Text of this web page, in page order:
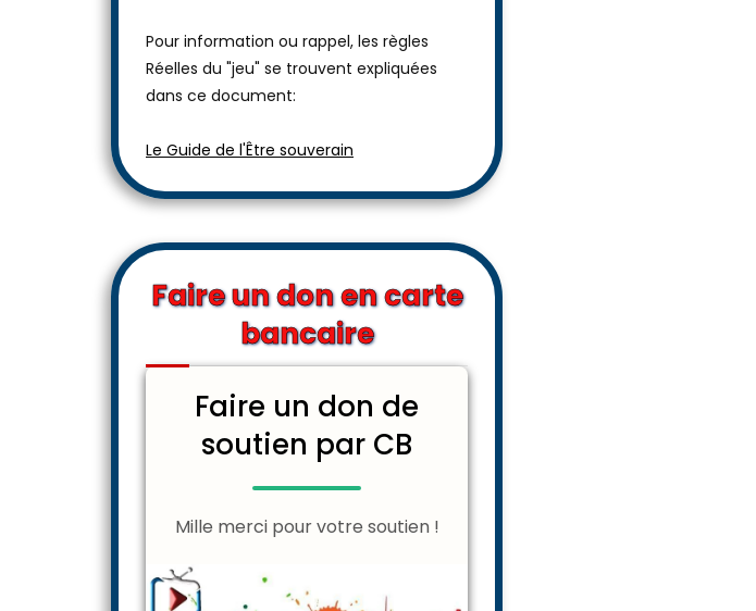
Pour information ou rappel, les règles
Réelles du "jeu" se trouvent expliquées
dans ce document:
Le Guide de l'Être souverain
Faire un don en carte
bancaire
Faire un don de
soutien par CB
Mille merci pour votre soutien !